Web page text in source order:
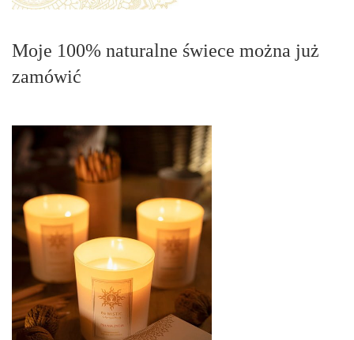
Moje 100% naturalne świece można już
zamówić